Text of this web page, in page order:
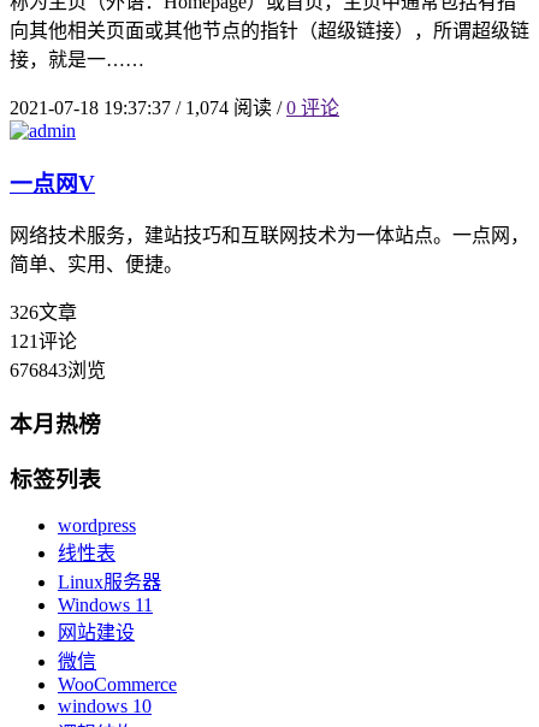
向其他相关页面或其他节点的指针（超级链接），所谓超级链
接，就是一……
2021-07-18 19:37:37 /1,074 阅读 / 0 评论
一点网V
网络技术服务，建站技巧和互联网技术为一体站点。一点网，
简单、实用、便捷。
326文章
121评论
676843浏览
本月热榜
标签列表
wordpress
线性表
Linux服务器
Windows 11
网站建设
微信
WooCommerce
windows 10